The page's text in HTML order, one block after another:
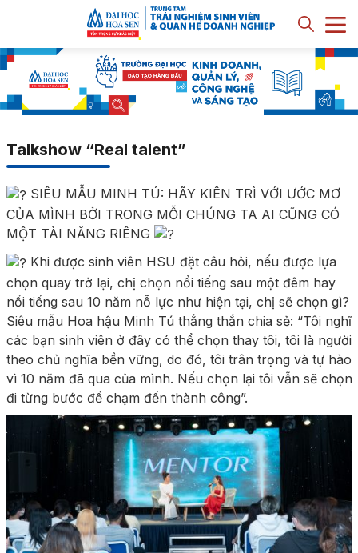
Talkshow “Real talent”
SIÊU MẪU MINH TÚ: HÃY KIÊN TRÌ VỚI ƯỚC MƠ
CỦA MÌNH BỞI TRONG MỖI CHÚNG TA AI CŨNG CÓ
MỘT TÀI NĂNG RIÊNG
Khi được sinh viên HSU đặt câu hỏi, nếu được lựa
chọn quay trở lại, chị chọn nổi tiếng sau một đêm hay
nổi tiếng sau 10 năm nỗ lực như hiện tại, chị sẽ chọn gì?
Siêu mẫu Hoa hậu Minh Tú thẳng thắn chia sẻ: “Tôi nghĩ
các bạn sinh viên ở đây có thể chọn thay tôi, tôi là người
theo chủ nghĩa bền vững, do đó, tôi trân trọng và tự hào
vì 10 năm đã qua của mình. Nếu chọn lại tôi vẫn sẽ chọn
đi từng bước để chạm đến thành công”.